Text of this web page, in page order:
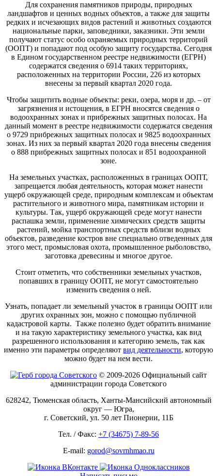
Для сохранения памятников природы, природных
ландшафтов и ценных водных объектов, а также для защиты
редких и исчезающих видов растений и животных создаются
национальные парки, заповедники, заказники. Эти земли
получают статус особо охраняемых природных территорий
(ООПТ) и попадают под особую защиту государства. Сегодня
в Едином государственном реестре недвижимости (ЕГРН)
содержатся сведения о 6914 таких территориях,
расположенных на территории России, 226 из которых
внесены за первый квартал 2020 года.
Чтобы защитить водные объекты: реки, озера, моря и др. – от
загрязнения и истощения, в ЕГРН вносятся сведения о
водоохранных зонах и прибрежных защитных полосах. На
данный момент в реестре недвижимости содержатся сведения
о 9729 прибрежных защитных полосах и 9825 водоохранных
зонах. Из них за первый квартал 2020 года внесены сведения
о 888 прибрежных защитных полосах и 851 водоохранной
зоне.
На земельных участках, расположенных в границах ООПТ,
запрещается любая деятельность, которая может нанести
ущерб окружающей среде, природным комплексам и объектам
растительного и животного мира, памятникам истории и
культуры. Так, ущерб окружающей среде могут нанести
распашка земли, применение химических средств защиты
растений, мойка транспортных средств вблизи водных
объектов, разведение костров вне специально отведенных для
этого мест, промысловая охота, промышленное рыболовство,
заготовка древесины и многое другое.
Стоит отметить, что собственники земельных участков,
попавших в границу ООПТ, не могут самостоятельно
изменить сведения о ней.
Узнать, попадает ли земельный участок в границы ООПТ или
других охранных зон, можно с помощью публичной
кадастровой карты. Также полезно будет обратить внимание
и на такую характеристику земельного участка, как вид
разрешенного использования и категорию земель, так как
именно эти параметры определяют вид деятельности, которую
можно будет на нем вести.
© 2009-2026 Официальный сайт
администрации города Советского
628242, Тюменская область, Ханты-Мансийский автономный
округ — Югра,
г. Советский, ул. 50 лет Пионерии, 11Б
Тел. / Факс: +7 (34675) 7-89-56
E-mail: gorod@sovrnhmao.ru